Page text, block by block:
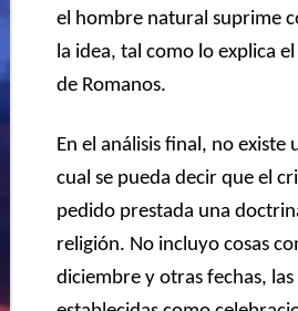
el hombre natural suprime
la idea, tal como lo explica
de Romanos.
En el análisis final, no existe
cual se pueda decir que el
pedido prestada una
religión. No incluyo cosas
diciembre y otras fechas,